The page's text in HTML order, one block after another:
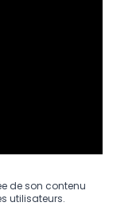
de son contenu
utilisateurs.